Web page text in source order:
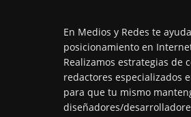
En Medios y Redes te
posicionamiento en
Realizamos estrategias de
redactores especializados
para que tu mismo
diseñadores/